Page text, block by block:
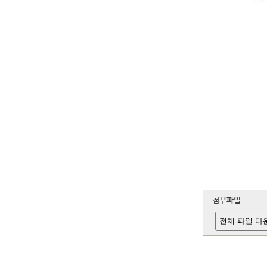
첨부파일
전체 파일 다